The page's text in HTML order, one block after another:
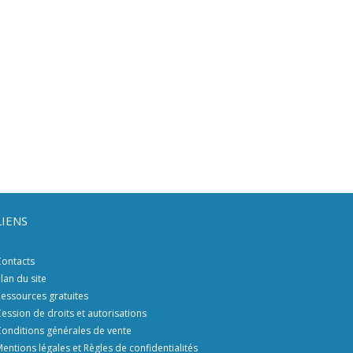
du site
gratuites
de droits et autorisations
générales de vente
légales et Règles de confidentialités